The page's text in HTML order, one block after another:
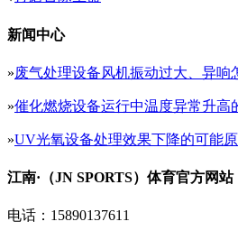
新闻中心
»废气处理设备风机振动过大、异响
»催化燃烧设备运行中温度异常升高
»UV光氧设备处理效果下降的可能原
江南·（JN SPORTS）体育官方网站
电话：15890137611